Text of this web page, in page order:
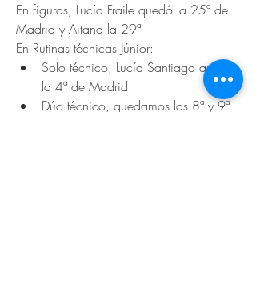
En figuras, Lucía Fraile quedó la 25ª de
Madrid y Aitana la 29ª
En Rutinas técnicas Júnior:
Solo técnico, Lucía Santiago quedó
la 4ª de Madrid
Dúo técnico, quedamos las 8ª y 9ª